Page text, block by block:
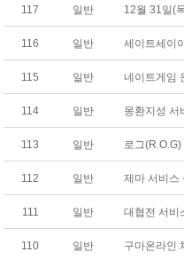
117 일반 12월 31일(
116 일반 세이트세이
115 일반 네이트게임
114 일반 몽환지성 서
113 일반 로그
112 일반 제마 서비스
111 일반 대협전 서비
110 일반 구마온라인